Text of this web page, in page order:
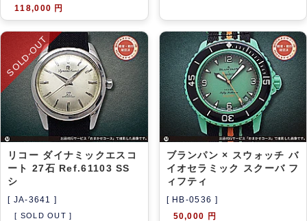
118,000 円
SOLD-OUT
リコー ダイナミックエスコ
ート 27石 Ref.61103 SS
シ
[ JA-3641 ]
[ SOLD OUT ]
ブランパン × スウォッチ バ
イオセラミック スクーバ フ
ィフティ
[ HB-0536 ]
50,000 円